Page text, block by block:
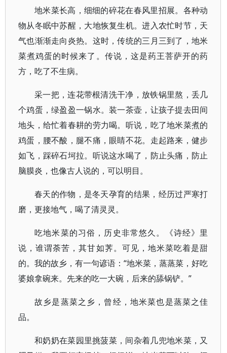
地米菜长高，细细的碎花在春风里招展。各种动
物从冬眠中苏醒，大地恢复生机。进入农忙时节，天
气也渐渐走向炎热。这时，传统的三月三到了，地米
菜煮鸡蛋的时候来了。传说，这是药王菩萨开的药
方，吃了不生病。
采一把，连花带根清洗干净，放铁锅里熬，丢几
个鸡蛋，绿盈盈一锅水。装一茶壶，让孩子提去田间
地头，给忙着春耕的劳力喝。听说，吃了地米菜煮的
鸡蛋，腰不酸，腿不痛，眼睛不花。走起路来，健步
如飞，踩碎石坷拉。听说这水喝了，防止头痛，防止
脑膜炎，也像古人说的，可以明目。
春天的作物，是冬天孕育的结果，经历过严寒打
磨，更接地气，喝了清灵灵。
吃地米菜的习俗，历史非常悠久。《诗经》里
说，谁谓荼苦，其甘如荠。可见，地米菜吃着是甜
的。我的故乡，有一句谚语：“地米菜，蒸蒸菜，好吃
婆娘拿碗来。先来的吃一大碗，后来的舔锅铲。”
故乡是蒸菜之乡，曾经，地米菜也是蒸菜之佳
品。
和奶奶在菜园里挑菠菜，间杂着几兜地米菜，又